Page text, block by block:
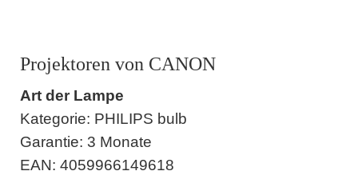
Projektoren von CANON
Art der Lampe
Kategorie: PHILIPS bulb
Garantie: 3 Monate
EAN: 4059966149618